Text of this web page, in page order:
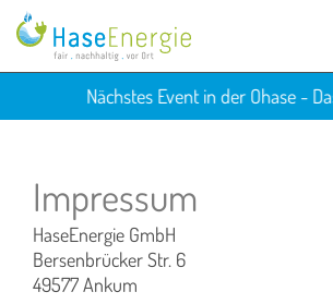
Nächstes Event in der Ohase -
Impressum
HaseEnergie GmbH
Bersenbrücker Str. 6
49577 Ankum